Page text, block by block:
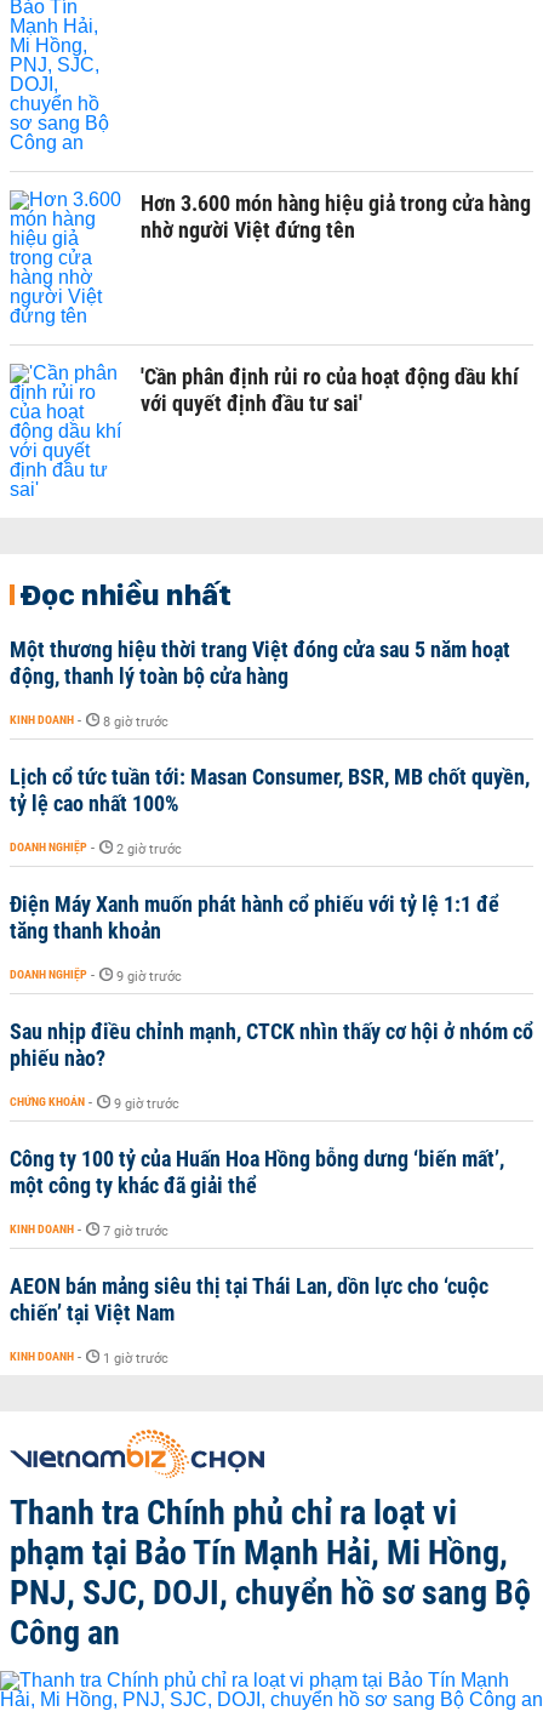
Hơn 3.600 món hàng hiệu giả trong cửa hàng
nhờ người Việt đứng tên
'Cần phân định rủi ro của hoạt động dầu khí
với quyết định đầu tư sai'
Đọc nhiều nhất
Một thương hiệu thời trang Việt đóng cửa sau 5 năm hoạt
động, thanh lý toàn bộ cửa hàng
KINH DOANH - 8 giờ trước
Lịch cổ tức tuần tới: Masan Consumer, BSR, MB chốt quyền,
tỷ lệ cao nhất 100%
DOANH NGHIỆP - 2 giờ trước
Điện Máy Xanh muốn phát hành cổ phiếu với tỷ lệ 1:1 để
tăng thanh khoản
DOANH NGHIỆP - 9 giờ trước
Sau nhịp điều chỉnh mạnh, CTCK nhìn thấy cơ hội ở nhóm cổ
phiếu nào?
CHỨNG KHOÁN - 9 giờ trước
Công ty 100 tỷ của Huấn Hoa Hồng bỗng dưng ‘biến mất’,
một công ty khác đã giải thể
KINH DOANH - 7 giờ trước
AEON bán mảng siêu thị tại Thái Lan, dồn lực cho ‘cuộc
chiến’ tại Việt Nam
KINH DOANH - 1 giờ trước
Thanh tra Chính phủ chỉ ra loạt vi
phạm tại Bảo Tín Mạnh Hải, Mi Hồng,
PNJ, SJC, DOJI, chuyển hồ sơ sang Bộ
Công an